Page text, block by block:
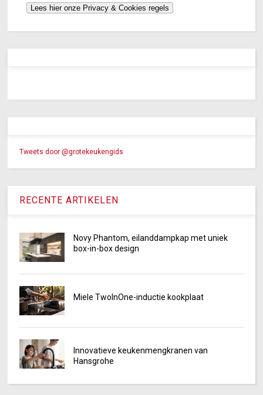
Tweets door @grotekeukengids
RECENTE ARTIKELEN
Novy Phantom, eilanddampkap met uniek
box-in-box design
Miele TwoInOne-inductie kookplaat
Innovatieve keukenmengkranen van
Hansgrohe